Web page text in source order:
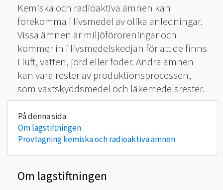
Kemiska och radioaktiva ämnen kan
förekomma i livsmedel av olika anledningar.
Vissa ämnen är miljöföroreningar och
kommer in i livsmedelskedjan för att de finns
i luft, vatten, jord eller foder. Andra ämnen
kan vara rester av produktionsprocessen,
som växtskyddsmedel och läkemedelsrester.
Om lagstiftningen
Provtagning kemiska och radioaktiva ämnen
Om lagstiftningen